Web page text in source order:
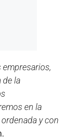
empresarios,
de la
en la
y con